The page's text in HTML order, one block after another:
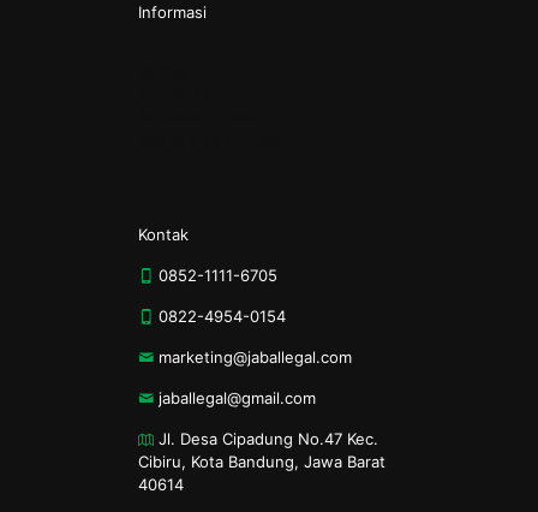
Informasi
Kontak
0852-1111-6705
0822-4954-0154
marketing@jaballegal.com
jaballegal@gmail.com
Jl. Desa Cipadung No.47 Kec.
Cibiru, Kota Bandung, Jawa Barat
40614